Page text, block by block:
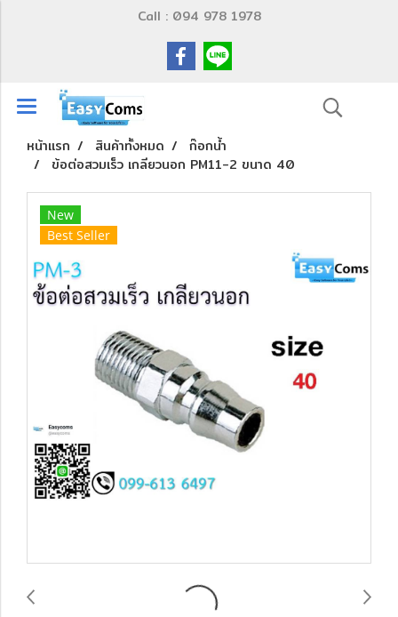
Call : 094 978 1978
หน้าแรก สินค้าทั้งหมด
ก๊อกน้ำ
ข้อต่อสวมเร็ว เกลียวนอก PM11-2 ขนาด 40
New
Best Seller